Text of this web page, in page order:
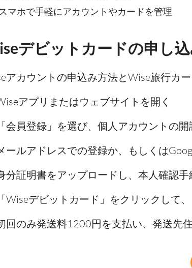
スマホで手軽にアカウントやカードを管理
デビットカードの申し
アカウントの申込み方法とWise旅行カ
アプリまたはウェブサイトを開く
「会員登録」を選び、個人アカウントの
ールアドレスでの登録か、もしくは
分証明書をアップロードし、本人確認
「Wiseデビットカード」をクリックして
回のみ発送料1200円を支払い、発送先